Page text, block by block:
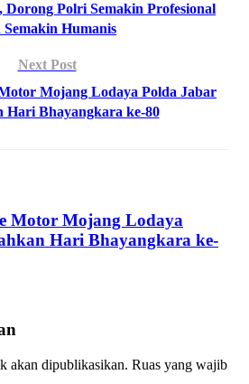
Dorong Polri Semakin Profesional
Semakin Humanis
Next Post
Mojang Lodaya Polda Jabar
Hari Bhayangkara ke-80
Motor Mojang Lodaya
Hari Bhayangkara ke-
akan dipublikasikan. Ruas yang wajib